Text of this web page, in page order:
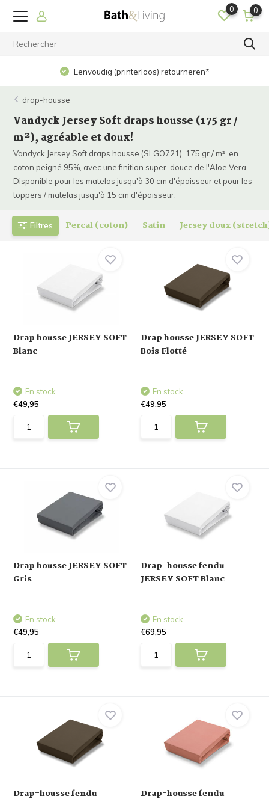
0 0
Eenvoudig (printerloos) retourneren*
drap-housse
Vandyck Jersey Soft draps housse (175 gr /
m²), agréable et doux!
Vandyck Jersey Soft draps housse (SLGO721), 175 gr / m², en
coton peigné 95%, avec une finition super-douce de l'Aloe Vera.
Disponible pour les matelas jusqu'à 30 cm d'épaisseur et pour les
toppers / matelas jusqu'à 15 cm d'épaisseur.
Filtres Percal (coton) Satin Jersey doux
Drap housse JERSEY SOFT
Blanc
En stock
€49,95
Drap housse JERSEY SOFT
Bois Flotté
En stock
€49,95
Drap housse JERSEY SOFT
Gris
En stock
€49,95
Drap-housse fendu
JERSEY SOFT Blanc
En stock
€69,95
Drap-housse fendu
Drap-housse fendu